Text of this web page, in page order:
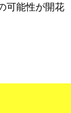
可能性が開花